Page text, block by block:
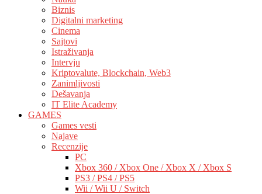
Biznis
Digitalni marketing
Cinema
Sajtovi
Istraživanja
Intervju
Kriptovalute, Blockchain, Web3
Zanimljivosti
Dešavanja
IT Elite Academy
GAMES
Games vesti
Najave
Recenzije
PC
Xbox 360 / Xbox One / Xbox X / Xbox S
PS3 / PS4 / PS5
Wii / Wii U / Switch